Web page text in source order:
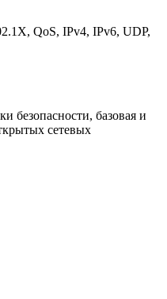
QoS, IPv4, IPv6, UDP,
безопасности, базовая и
сетевых